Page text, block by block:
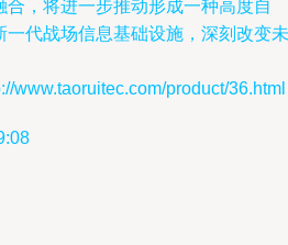
，将进一步推动形成一种高度自
代战场信息基础设施，深刻改变未
www.taoruitec.com/product/36.html